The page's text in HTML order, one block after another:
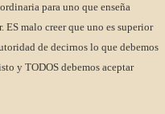
para uno que enseña
malo creer que uno es superior
de decirnos lo que debemos
y TODOS debemos aceptar